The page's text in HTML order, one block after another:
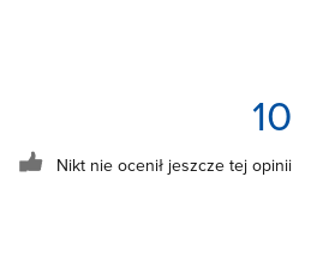
10
Nikt nie ocenił jeszcze tej opinii